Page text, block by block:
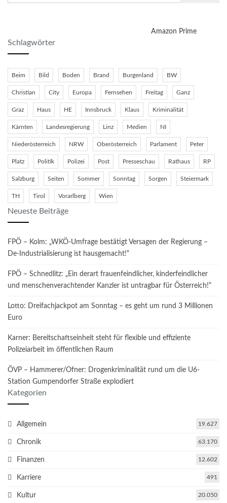
Amazon Prime
Schlagwörter
Beim Bild Boden Brand Burgenland BW
Christian City Europa Fernsehen Freitag Ganz
Graz Haus HE Innsbruck Klaus Kriminalität
Kärnten Landesregierung Linz Medien NI
Niederösterreich NRW Oberösterreich Parlament Peter
Platz Politik Polizei Post Presseschau Rathaus RP
Salzburg Seiten Sommer Sonntag Sorgen Steiermark
TH Tirol Vorarlberg Wien
Neueste Beiträge
FPÖ – Kolm: „WKÖ-Umfrage bestätigt Versagen der Regierung –
De-Industrialisierung ist hausgemacht!“
FPÖ – Schnedlitz: „Ein derart frauenfeindlicher, kinderfeindlicher
und menschenverachtender Kanzler ist untragbar für Österreich!“
Lotto: Dreifachjackpot am Sonntag – es geht um rund 3 Millionen
Euro
Karner: Bereitschaftseinheit steht für flexible und effiziente
Polizeiarbeit im öffentlichen Raum
ÖVP – Hammerer/Ofner: Drogenkriminalität rund um die U6-
Station Gumpendorfer Straße explodiert
Kategorien
Allgemein 19.627
Chronik 63.170
Finanzen 12.602
Karriere 491
Kultur 20.050